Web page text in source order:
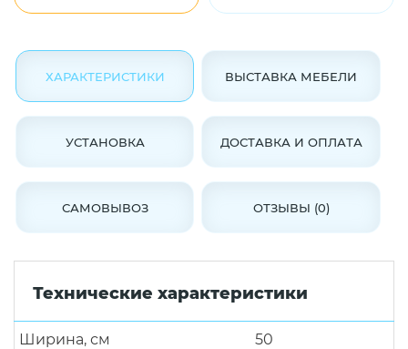
ХАРАКТЕРИСТИКИ ВЫСТАВКА МЕБЕЛИ
УСТАНОВКА ДОСТАВКА И ОПЛАТА
САМОВЫВОЗ ОТЗЫВЫ (0)
Технические характеристики
Ширина, см 50